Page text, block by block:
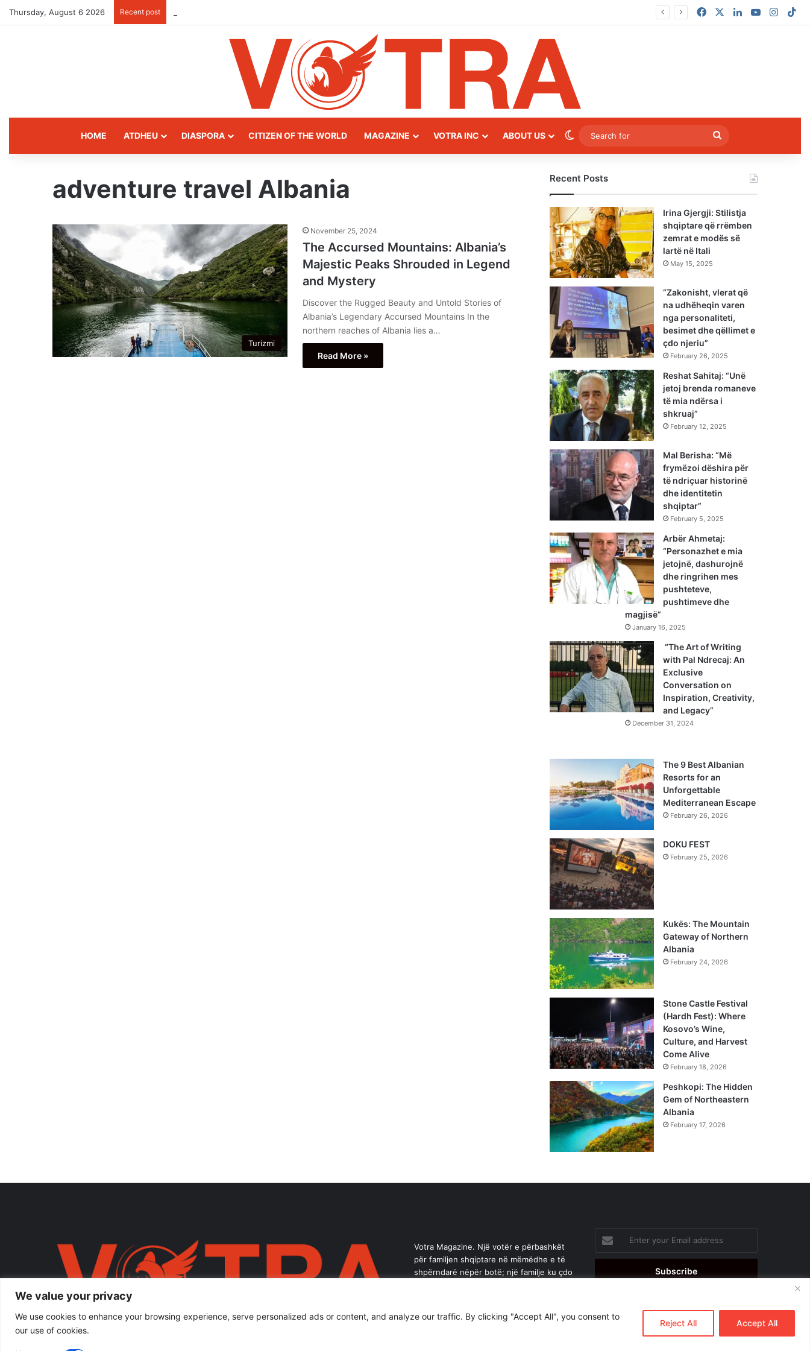
We value your privacy
We use cookies to enhance your browsing experience, serve personalized ads or content, and analyze our traffic. By clicking "Accept All", you consent to
our use of cookies.
Reject All Accept All
Thursday, August 6 2026 Recent post FacebookLinkedInYouTube
HOME ATDHEU DIASPORA CITIZEN OF THE WORLD MAGAZINE VOTRA INC ABOUT US Switch skin
Search
for
adventure travel Albania
Turizmi
November 25, 2024
The Accursed Mountains: Albania’s
Majestic Peaks Shrouded in Legend
and Mystery
Discover the Rugged Beauty and Untold Stories of
Albania’s Legendary Accursed Mountains In the
northern reaches of Albania lies a…
Read More »
Recent Posts
Irina Gjergji: Stilistja
shqiptare që rrëmben
zemrat e modës së
lartë në Itali
May 15, 2025
“Zakonisht, vlerat që
na udhëheqin varen
nga personaliteti,
besimet dhe qëllimet e
çdo njeriu”
February 26, 2025
Reshat Sahitaj: “Unë
jetoj brenda romaneve
të mia ndërsa i
shkruaj”
February 12, 2025
Mal Berisha: “Më
frymëzoi dëshira për
të ndriçuar historinë
dhe identitetin
shqiptar”
February 5, 2025
Arbër Ahmetaj:
“Personazhet e mia
jetojnë, dashurojnë
dhe ringrihen mes
pushteteve,
pushtimeve dhe
magjisë”
January 16, 2025
“The Art of Writing
with Pal Ndrecaj: An
Exclusive
Conversation on
Inspiration, Creativity,
and Legacy”
December 31, 2024
The 9 Best Albanian
Resorts for an
Unforgettable
Mediterranean Escape
February 26, 2026
DOKU FEST
February 25, 2026
Kukës: The Mountain
Gateway of Northern
Albania
February 24, 2026
Stone Castle Festival
(Hardh Fest): Where
Kosovo’s Wine,
Culture, and Harvest
Come Alive
February 18, 2026
Peshkopi: The Hidden
Gem of Northeastern
Albania
February 17, 2026
Votra Magazine. Një votër e përbashkët
për familjen shqiptare në mëmëdhe e të
shpërndarë nëpër botë; një familje ku çdo
your
Email